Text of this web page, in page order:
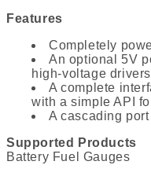
Features
Completely
An optional 5V
high-voltage
A complete
with a simple API
A cascading
Supported Products
Battery Fuel Gauges